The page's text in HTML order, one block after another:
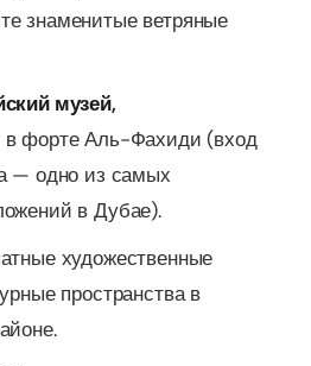
знаменитые ветряные
музей,
в форте Аль-Фахиди (вход
— одно из самых
в Дубае).
художественные
пространства в